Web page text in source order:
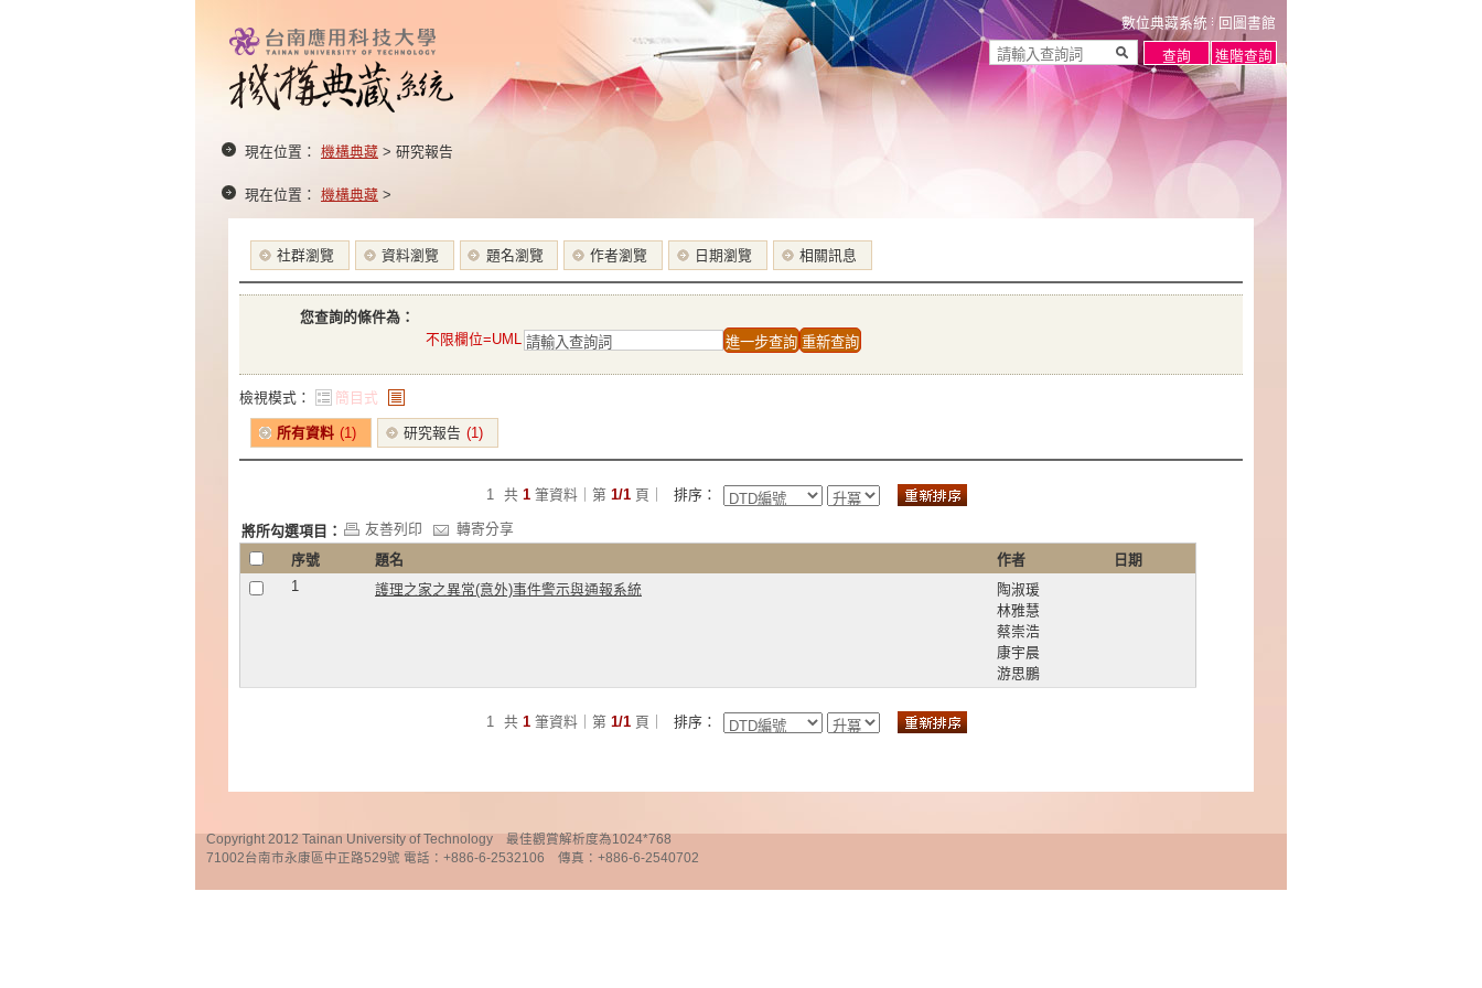
數位典藏系統 回圖書館
現在位置： 機構典藏 > 研究報告
現在位置： 機構典藏 >
社群瀏覽 資料瀏覽 題名瀏覽 作者瀏覽 日期瀏覽 相關訊息
您查詢的條件為：
不限欄位=UML
檢視模式： 簡目式
所有資料 (1) 研究報告 (1)
1 共 1 筆資料｜第 1/1 頁｜ 排序：
將所勾選項目： 友善列印
轉寄分享
序號
題名 作者
日期
1
護理之家之異常(意外)事件警示與通報系統
陶淑瑗
林雅慧
蔡崇浩
康宇晨
游思鵬
1 共 1 筆資料｜第 1/1 頁｜ 排序：
Copyright 2012 Tainan University of Technology 最佳觀賞解析度為1024*768
71002台南市永康區中正路529號 電話：+886-6-2532106 傳真：+886-6-2540702